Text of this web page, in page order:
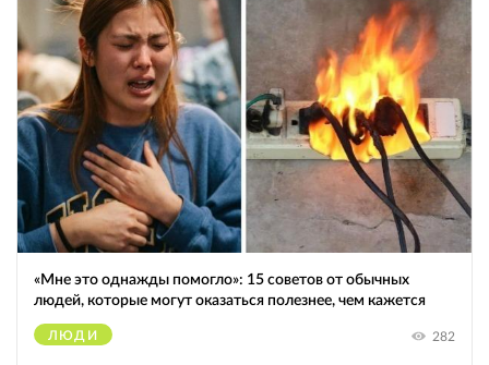
«Мне это однажды помогло»: 15 советов от обычных
людей, которые могут оказаться полезнее, чем кажется
ЛЮДИ 282